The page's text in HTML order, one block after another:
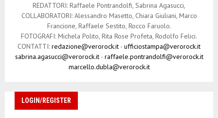
REDATTORI: Raffaele Pontrandolfi, Sabrina Agasucci,
COLLABORATORI: Alessandro Masetto, Chiara Giuliani, Marco
Francione, Raffaele Sestito, Rocco Faruolo.
FOTOGRAFI: Michela Polito, Rita Rose Profeta, Rodolfo Felici.
CONTATTI: redazione@verorock.it - ufficiostampa@verorock.it
sabrina.agasucci@verorock.it- raffaele.pontrandolfi@verorock.it
marcello.dubla@verorock.it
LOGIN/REGISTER